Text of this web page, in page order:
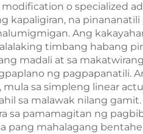
o specialized
kapaligiran, na
Ang
timbang habang
madali at sa
ng pagpapanatili.
mula sa simpleng linear
sa malawak nilang
pamamagitan ng
pang mahalagang